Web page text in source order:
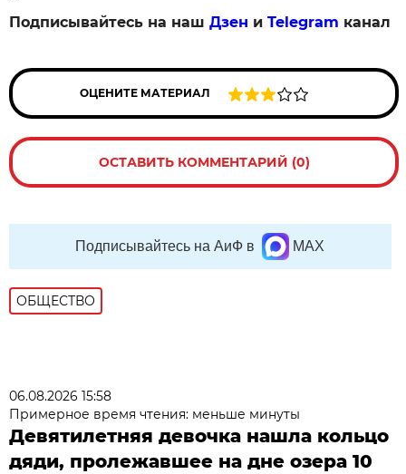
Подписывайтесь на нашДзен иTelegram канал
ОЦЕНИТЕ МАТЕРИАЛ
ОСТАВИТЬ КОММЕНТАРИЙ (0)
Подписывайтесь на АиФ в MAX
ОБЩЕСТВО
06.08.2026 15:58
Примерное время чтения: меньше минуты
Девятилетняя девочка нашла кольцо
дяди, пролежавшее на дне озера 10